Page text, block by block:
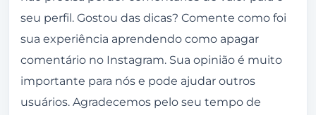
seu perfil. Gostou das dicas? Comente como foi
sua experiência aprendendo como apagar
comentário no Instagram. Sua opinião é muito
importante para nós e pode ajudar outros
usuários. Agradecemos pelo seu tempo de